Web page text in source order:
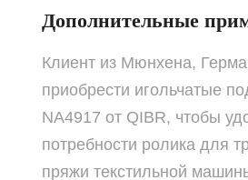
Дополнительные
Клиент из Мюнхена,
приобрести игольчатые
NA4917 от QIBR, чтобы
потребности ролика для
пряжи текстильной